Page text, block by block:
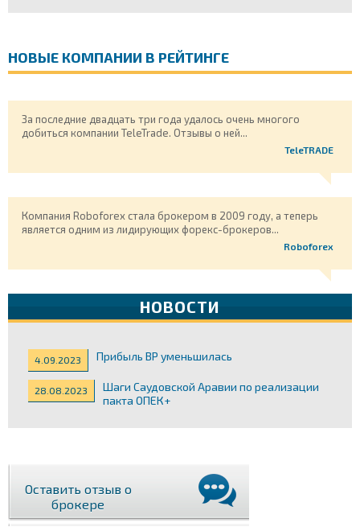
НОВЫЕ КОМПАНИИ В РЕЙТИНГЕ
За последние двадцать три года удалось очень многого
добиться компании TeleTrade. Отзывы о ней...
TeleTRADE
Компания Roboforex стала брокером в 2009 году, а теперь
является одним из лидирующих форекс-брокеров...
Roboforex
НОВОСТИ
4.09.2023 Прибыль ВР уменьшилась
28.08.2023
Шаги Саудовской Аравии по реализации
пакта ОПЕК+
Оставить отзыв о
брокере